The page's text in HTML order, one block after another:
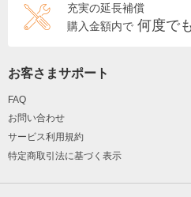
充実の延長補償
購入金額内で 何度で
お客さまサポート
FAQ
お問い合わせ
サービス利用規約
特定商取引法に基づく表示